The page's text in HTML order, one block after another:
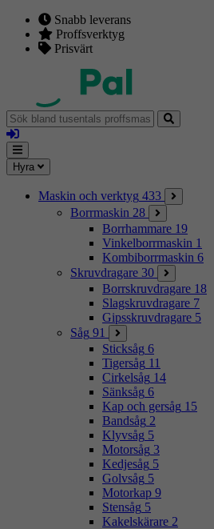
Snabb leverans
Proffsverktyg
Prisvärt
Sök
bland
tusentals
proffsmaskiner
Logga
in
Mina
sidor
Meny
Hyra
Maskin och verktyg 433
Borrmaskin 28
Borrhammare 19
Vinkelborrmaskin 1
Kombiborrmaskin 6
Skruvdragare 30
Borrskruvdragare 18
Slagskruvdragare 7
Gipsskruvdragare 5
Såg 91
Sticksåg 6
Tigersåg 11
Cirkelsåg 14
Sänksåg 6
Kap och gersåg 15
Bandsåg 2
Klyvsåg 5
Motorsåg 3
Kedjesåg 5
Golvsåg 5
Motorkap 9
Stensåg 5
Kakelskärare 2